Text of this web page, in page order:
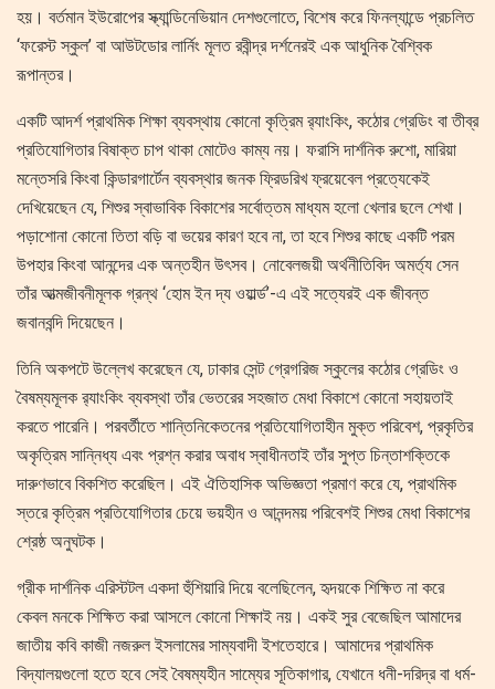
হয়। বর্তমান ইউরোপের স্ক্যান্ডিনেভিয়ান দেশগুলোতে, বিশেষ করে ফিনল্যান্ডে প্রচলিত
‘ফরেস্ট স্কুল’ বা আউটডোর লার্নিং মূলত রবীন্দ্র দর্শনেরই এক আধুনিক বৈশ্বিক
রূপান্তর।
​একটি আদর্শ প্রাথমিক শিক্ষা ব্যবস্থায় কোনো কৃত্রিম র‍্যাংকিং, কঠোর গ্রেডিং বা তীব্র
প্রতিযোগিতার বিষাক্ত চাপ থাকা মোটেও কাম্য নয়। ফরাসি দার্শনিক রুশো, মারিয়া
মন্তেসরি কিংবা কিন্ডারগার্টেন ব্যবস্থার জনক ফ্রিডরিখ ফ্রয়েবেল প্রত্যেকেই
দেখিয়েছেন যে, শিশুর স্বাভাবিক বিকাশের সর্বোত্তম মাধ্যম হলো খেলার ছলে শেখা।
পড়াশোনা কোনো তিতা বড়ি বা ভয়ের কারণ হবে না, তা হবে শিশুর কাছে একটি পরম
উপহার কিংবা আনন্দের এক অন্তহীন উৎসব। নোবেলজয়ী অর্থনীতিবিদ অমর্ত্য সেন
তাঁর আত্মজীবনীমূলক গ্রন্থ ‘হোম ইন দ্য ওয়ার্ল্ড’-এ এই সত্যেরই এক জীবন্ত
জবানবন্দি দিয়েছেন।
তিনি অকপটে উল্লেখ করেছেন যে, ঢাকার সেন্ট গ্রেগরিজ স্কুলের কঠোর গ্রেডিং ও
বৈষম্যমূলক র‍্যাংকিং ব্যবস্থা তাঁর ভেতরের সহজাত মেধা বিকাশে কোনো সহায়তাই
করতে পারেনি। পরবর্তীতে শান্তিনিকেতনের প্রতিযোগিতাহীন মুক্ত পরিবেশ, প্রকৃতির
অকৃত্রিম সান্নিধ্য এবং প্রশ্ন করার অবাধ স্বাধীনতাই তাঁর সুপ্ত চিন্তাশক্তিকে
দারুণভাবে বিকশিত করেছিল। এই ঐতিহাসিক অভিজ্ঞতা প্রমাণ করে যে, প্রাথমিক
স্তরে কৃত্রিম প্রতিযোগিতার চেয়ে ভয়হীন ও আনন্দময় পরিবেশই শিশুর মেধা বিকাশের
শ্রেষ্ঠ অনুঘটক।
​গ্রীক দার্শনিক এরিস্টটল একদা হুঁশিয়ারি দিয়ে বলেছিলেন, হৃদয়কে শিক্ষিত না করে
কেবল মনকে শিক্ষিত করা আসলে কোনো শিক্ষাই নয়। একই সুর বেজেছিল আমাদের
জাতীয় কবি কাজী নজরুল ইসলামের সাম্যবাদী ইশতেহারে। আমাদের প্রাথমিক
বিদ্যালয়গুলো হতে হবে সেই বৈষম্যহীন সাম্যের সূতিকাগার, যেখানে ধনী-দরিদ্র বা ধর্ম-